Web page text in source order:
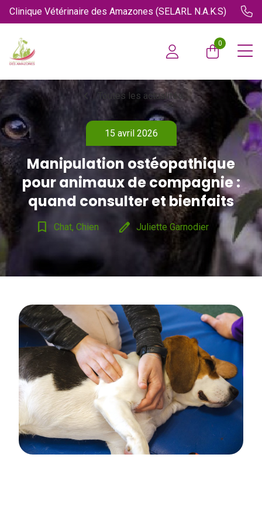
Clinique Vétérinaire des Amazones (SELARL N.A.K.S)
0
chevron_left Toutes les actualités
15 avril 2026
Manipulation ostéopathique
pour animaux de compagnie :
quand consulter et bienfaits
bookmark_border Chat, Chien edit Juliette Garnodier